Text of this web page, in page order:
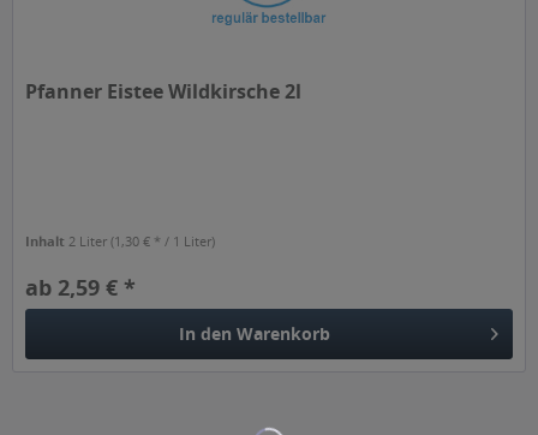
Pfanner Eistee Wildkirsche 2l
Inhalt2 Liter(1,30 € * / 1 Liter)
ab 2,59 € *
In den Warenkorb